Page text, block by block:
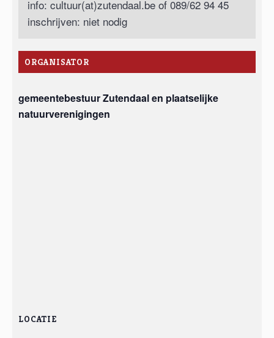
info: cultuur(at)zutendaal.be of 089/62 94 45
inschrijven: niet nodig
ORGANISATOR
gemeentebestuur Zutendaal en plaatselijke
natuurverenigingen
LOCATIE